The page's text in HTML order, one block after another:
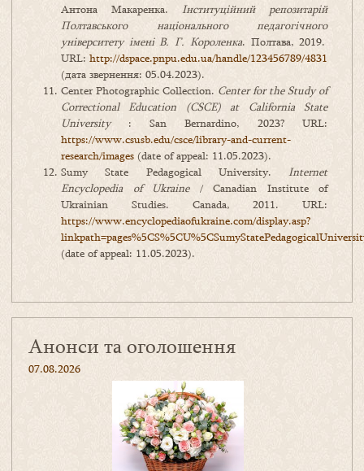
Антона Макаренка. Інституційний репозитарій
Полтавськогонаціональногопедагогічного
університетуімені В. Г. Короленка. Полтава, 2019.
URL: http://dspace.pnpu.edu.ua/handle/123456789/4831
(дата звернення: 05.04.2023).
Center Photographic Collection. Center for the Study of
Correctional Education (CSCE) at California State
University: San Bernardino, 2023? URL:
https://www.csusb.edu/csce/library-and-current-
research/images (date of appeal: 11.05.2023).
Sumy State Pedagogical University. Internet
Encyclopedia of Ukraine/ Canadian Institute of
Ukrainian Studies. Canada, 2011. URL:
https://www.encyclopediaofukraine.com/display.asp?
(date of appeal: 11.05.2023).
Анонси та оголошення
07.08.2026